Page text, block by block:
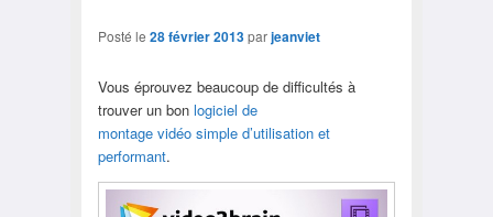
Posté le 28 février 2013parjeanviet
Vous éprouvez beaucoup de difficultés à
trouver un bon logiciel de
montage vidéo simple d’utilisation et
performant.